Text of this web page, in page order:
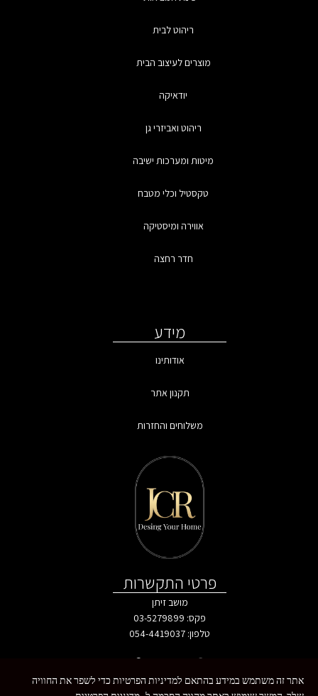
ריהוט לבית
מוצרים לעיצוב הבית
יודאיקה
ריהוט ואביזרי גן
מיטות ומערכות ישיבה
טקסטיל וכלי מטבח
אווירה ומיסטיקה
חדר רחצה
מידע
אודותינו
תקנון אתר
משלוחים והחזרות
פרטי התקשרות
מושב זיתן
פקס: 03-5279899
טלפון: 054-4419037
אתר זה משתמש במידע בהתאם למדיניות הפרטיות כדי לשפר את החוויה